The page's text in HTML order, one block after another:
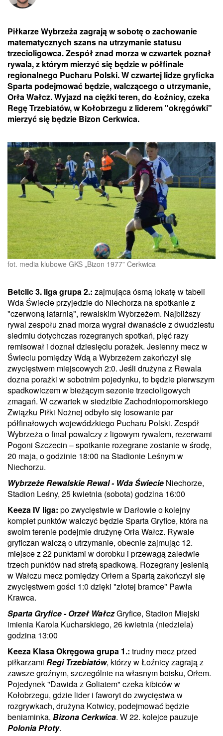
Piłkarze Wybrzeża zagrają w sobotę o zachowanie
matematycznych szans na utrzymanie statusu
trzecioligowca. Zespół znad morza w czwartek poznał
rywala, z którym mierzyć się będzie w półfinale
regionalnego Pucharu Polski. W czwartej lidze gryficka
Sparta podejmować będzie, walczącego o utrzymanie,
Orła Wałcz. Wyjazd na ciężki teren, do Łoźnicy, czeka
Regę Trzebiatów, w Kołobrzegu z liderem "okręgówki"
mierzyć się będzie Bizon Cerkwica.
fot. media klubowe GKS „Bizon 1977” Cerkwica
Betclic 3. liga grupa 2.: zajmująca ósmą lokatę w tabeli
Wda Świecie przyjedzie do Niechorza na spotkanie z
"czerwoną latarnią", rewalskim Wybrzeżem. Najbliższy
rywal zespołu znad morza wygrał dwanaście z dwudziestu
siedmiu dotychczas rozegranych spotkań, pięć razy
remisował i doznał dziesięciu porażek. Jesienny mecz w
Świeciu pomiędzy Wdą a Wybrzeżem zakończył się
zwycięstwem miejscowych 2:0. Jeśli drużyna z Rewala
dozna porażki w sobotnim pojedynku, to będzie pierwszym
spadkowiczem w bieżącym sezonie trzecioligowych
zmagań. W czwartek w siedzibie Zachodniopomorskiego
Związku Piłki Nożnej odbyło się losowanie par
półfinałowych wojewódzkiego Pucharu Polski. Zespół
Wybrzeża o finał powalczy z ligowym rywalem, rezerwami
Pogoni Szczecin – spotkanie rozegrane zostanie w środę,
20 maja, o godzinie 18:00 na Stadionie Leśnym w
Niechorzu.
Wybrzeże Rewalskie Rewal - Wda Świecie Niechorze,
Stadion Leśny, 25 kwietnia (sobota) godzina 16:00
Keeza IV liga: po zwycięstwie w Darłowie o kolejny
komplet punktów walczyć będzie Sparta Gryfice, która na
swoim terenie podejmie drużynę Orła Wałcz. Rywale
gryficzan walczą o utrzymanie, obecnie zajmując 12.
miejsce z 22 punktami w dorobku i przewagą zaledwie
trzech punktów nad strefą spadkową. Rozegrany jesienią
w Wałczu mecz pomiędzy Orłem a Spartą zakończył się
zwycięstwem gości 1:0 dzięki "złotej bramce" Pawła
Krawca.
Sparta Gryfice - Orzeł WałczGryfice, Stadion Miejski
imienia Karola Kucharskiego, 26 kwietnia (niedziela)
godzina 13:00
Keeza Klasa Okręgowa grupa 1.: trudny mecz przed
piłkarzami Regi Trzebiatów, którzy w Łoźnicy zagrają z
zawsze groźnym, szczególnie na własnym boisku, Orłem.
Pojedynek "Dawida z Goliatem" czeka kibiców w
Kołobrzegu, gdzie lider i faworyt do zwycięstwa w
rozgrywkach, drużyna Kotwicy, podejmować będzie
beniaminka, Bizona Cerkwica. W 22. kolejce pauzuje
Polonia Płoty.